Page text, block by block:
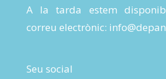
A la tarda estem
correu electrònic:
Seu social